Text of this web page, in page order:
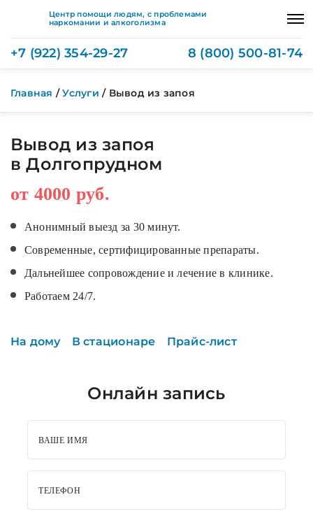
Центр помощи людям, с проблемами
наркомании и алкоголизма
+7 (922) 354-29-27 8 (800) 500-81-74
Главная /Услуги / Вывод из запоя
Вывод из запоя
в Долгопрудном
от 4000 руб.
Анонимный выезд за 30 минут.
Современные, сертифицированные препараты.
Дальнейшее сопровождение и лечение в клинике.
Работаем 24/7.
На дому В стационаре Прайс-лист
Онлайн запись
ВАШЕ ИМЯ
ТЕЛЕФОН